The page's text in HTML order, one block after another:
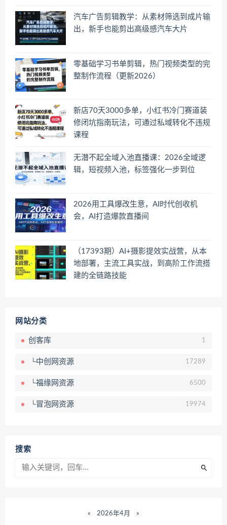
汽车广告剪辑教学：从素材筛选到成片输
出，新手也能剪出高级感汽车大片
零基础学习书单剪辑，热门视频类型的完
整制作流程（更新2026）
新店70天3000多单，小红书冷门赛道装
修闭坑指南玩法，可通过私域转化不违规
课程
无潜不起全域入池直播课：2026全域逻
辑，短视频入池，标签强化一步到位
2026用工具爆改生意，AI时代创收机
会，AI打造爆款直播间
（17393期）AI+摄影提效实战营，从本
地部署，主流工具实战，到高阶工作流搭
建的全链路技能
网站分类
创客库 1
└中创网资源 17289
└福缘网资源 6500
└冒泡网资源 19974
搜索
« 2026年4月 »